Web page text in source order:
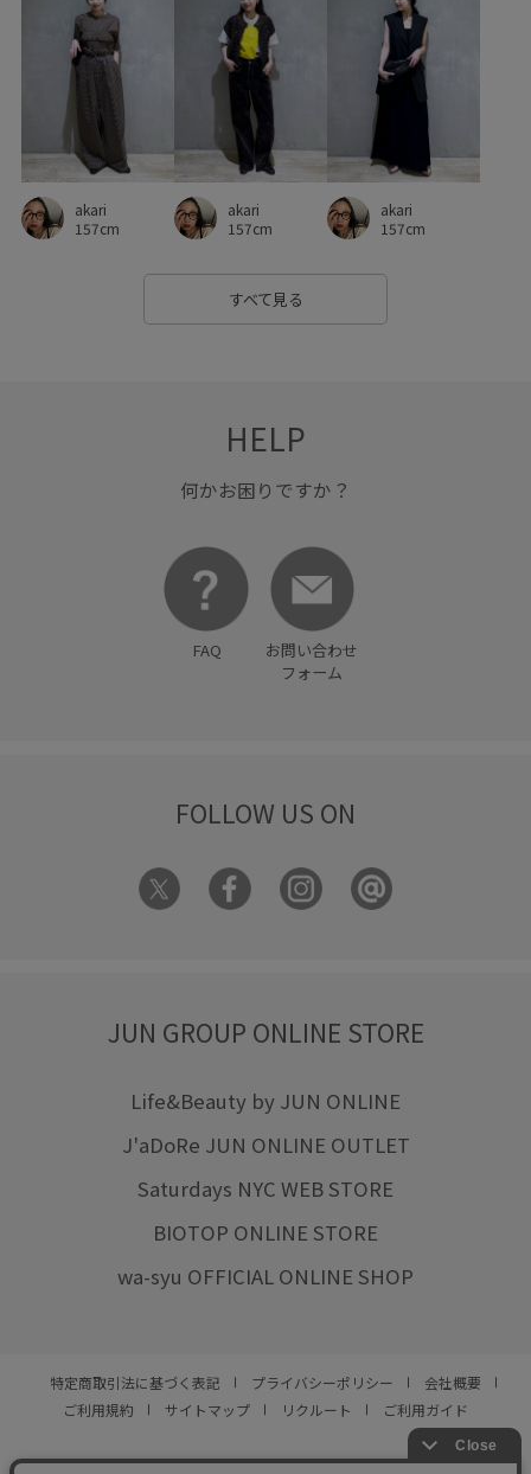
akari
157cm
akari
157cm
akari
157cm
すべて見る
HELP
何かお困りですか？
FAQ
お問い合わせ
フォーム
FOLLOW US ON
JUN GROUP ONLINE STORE
Life&Beauty by JUN ONLINE
J'aDoRe JUN ONLINE OUTLET
Saturdays NYC WEB STORE
BIOTOP ONLINE STORE
wa-syu OFFICIAL ONLINE SHOP
特定商取引法に基づく表記 プライバシーポリシー
会社概要
ご利用規約
サイトマップ リクルート ご利用ガイド